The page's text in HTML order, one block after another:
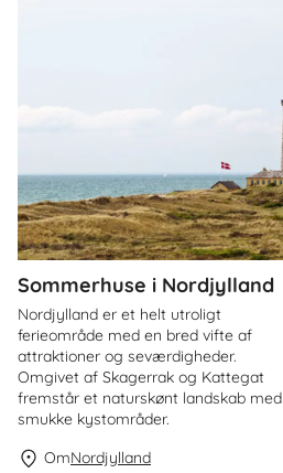
Sommerhuse i Nordjylland
Nordjylland er et helt utroligt
ferieområde med en bred vifte af
attraktioner og seværdigheder.
Omgivet af Skagerrak og Kattegat
fremstår et naturskønt landskab med
smukke kystområder.
OmNordjylland